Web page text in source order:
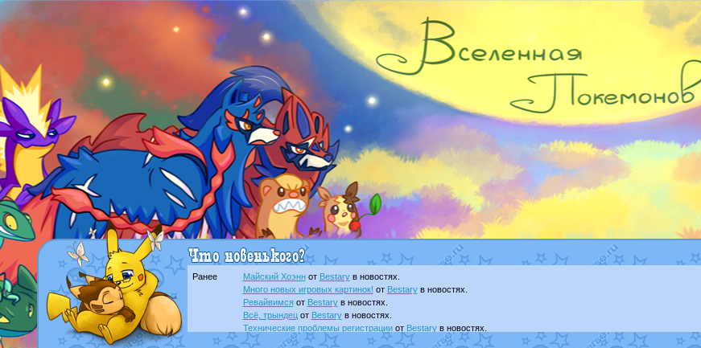
Ранее Майский Хоэннот Bestaryв новостях.
Много новых игровых картинок! от Bestaryв новостях.
Ревайвимсяот Bestaryв новостях.
Всё, трындецот Bestaryв новостях.
Технические проблемы регистрацииот Bestaryв новостях.
доброе утро славянеот Dakkuв фанарте.